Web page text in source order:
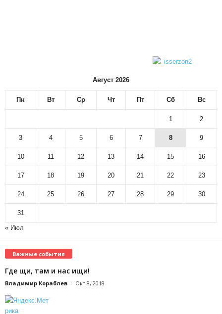
Август 2026
Пн Вт Ср Чт Пт Сб Вс
1 2
3 4 5 6 7 8 9
10 11 12 13 14 15 16
17 18 19 20 21 22 23
24 25 26 27 28 29 30
31
« Июл
Важные события
Где щи, там и нас ищи!
Владимир Кораблев - Окт 8, 2018